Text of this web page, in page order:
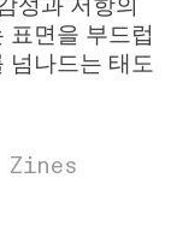
표면을 부드럽
넘나드는 태도
Zines